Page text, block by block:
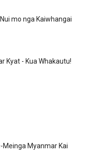
mo nga Kaiwhangai
Kyat - Kua Whakautu!
Meinga Myanmar Kai